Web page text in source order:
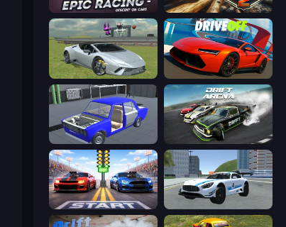
Epic Racing - Descent on Cars Extreme Offroad Cars 2
Sports Cars Driver DriveOff
Taz Mechanic Simulator Drift Arena
Street Racer 2 Crazy Stunt Cars 2